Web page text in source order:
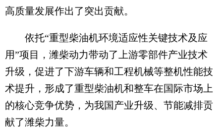
高质量发展作出了突出贡献。
依托“重型柴油机环境适应性关键技术及应
用”项目，潍柴动力带动了上游零部件产业技术
升级，促进了下游车辆和工程机械等整机性能技
术提升，形成了重型柴油机和整车在国际市场上
的核心竞争优势，为我国产业升级、节能减排贡
献了潍柴力量。